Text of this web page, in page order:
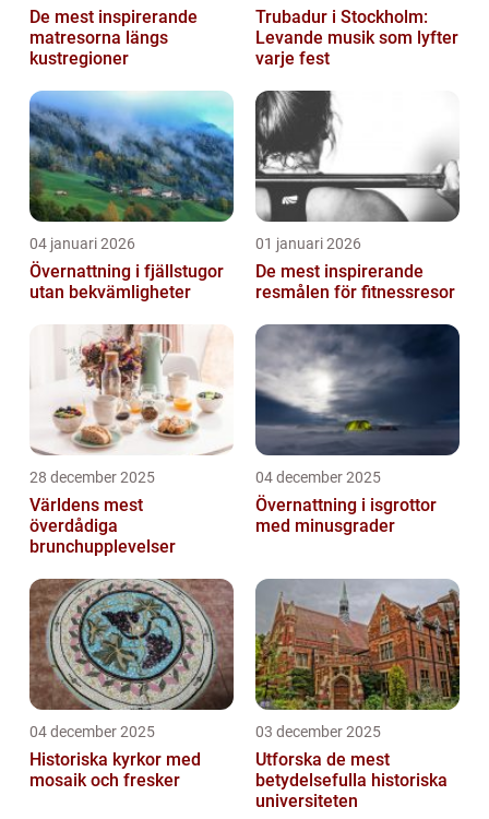
De mest inspirerande
matresorna längs
kustregioner
Trubadur i Stockholm:
Levande musik som lyfter
varje fest
04 januari 2026
Övernattning i fjällstugor
utan bekvämligheter
01 januari 2026
De mest inspirerande
resmålen för fitnessresor
28 december 2025
Världens mest
överdådiga
brunchupplevelser
04 december 2025
Övernattning i isgrottor
med minusgrader
04 december 2025
Historiska kyrkor med
mosaik och fresker
03 december 2025
Utforska de mest
betydelsefulla historiska
universiteten